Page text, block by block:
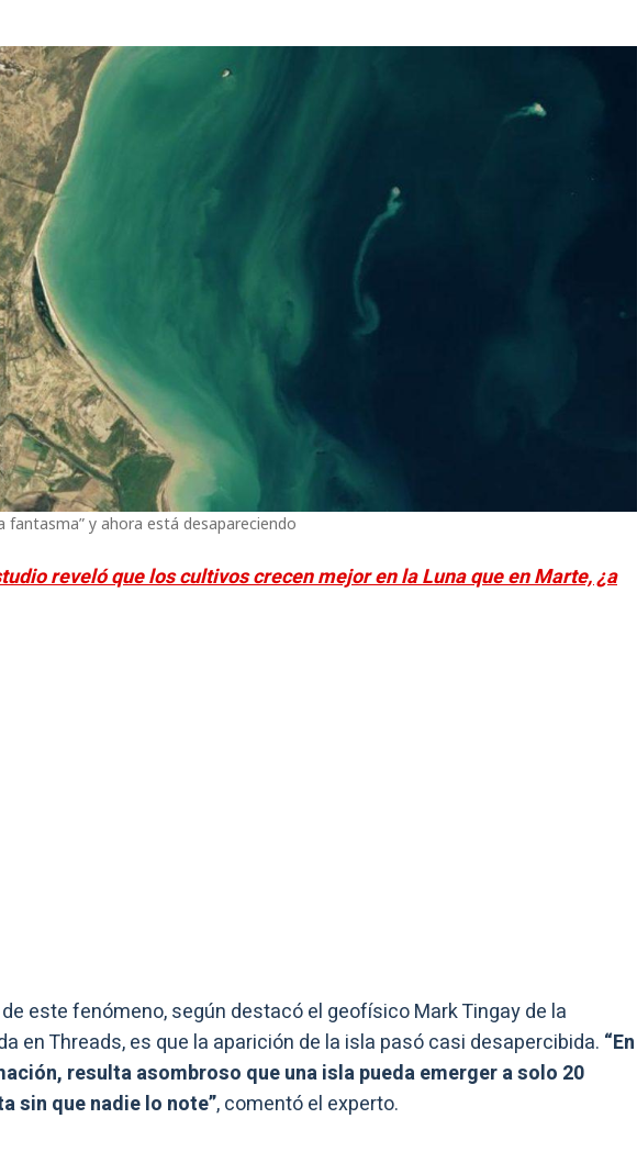
fantasma” y ahora está desapareciendo
reveló que los cultivos crecen mejor en la Luna que en Marte, ¿a
este fenómeno, según destacó el geofísico Mark Tingay de la
en Threads, es que la aparición de la isla pasó casi desapercibida. “En
resulta asombroso que una isla pueda emerger a solo 20
sin que nadie lo note”, comentó el experto.